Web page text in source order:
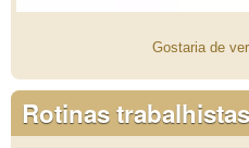
Gostaria de
Rotinas